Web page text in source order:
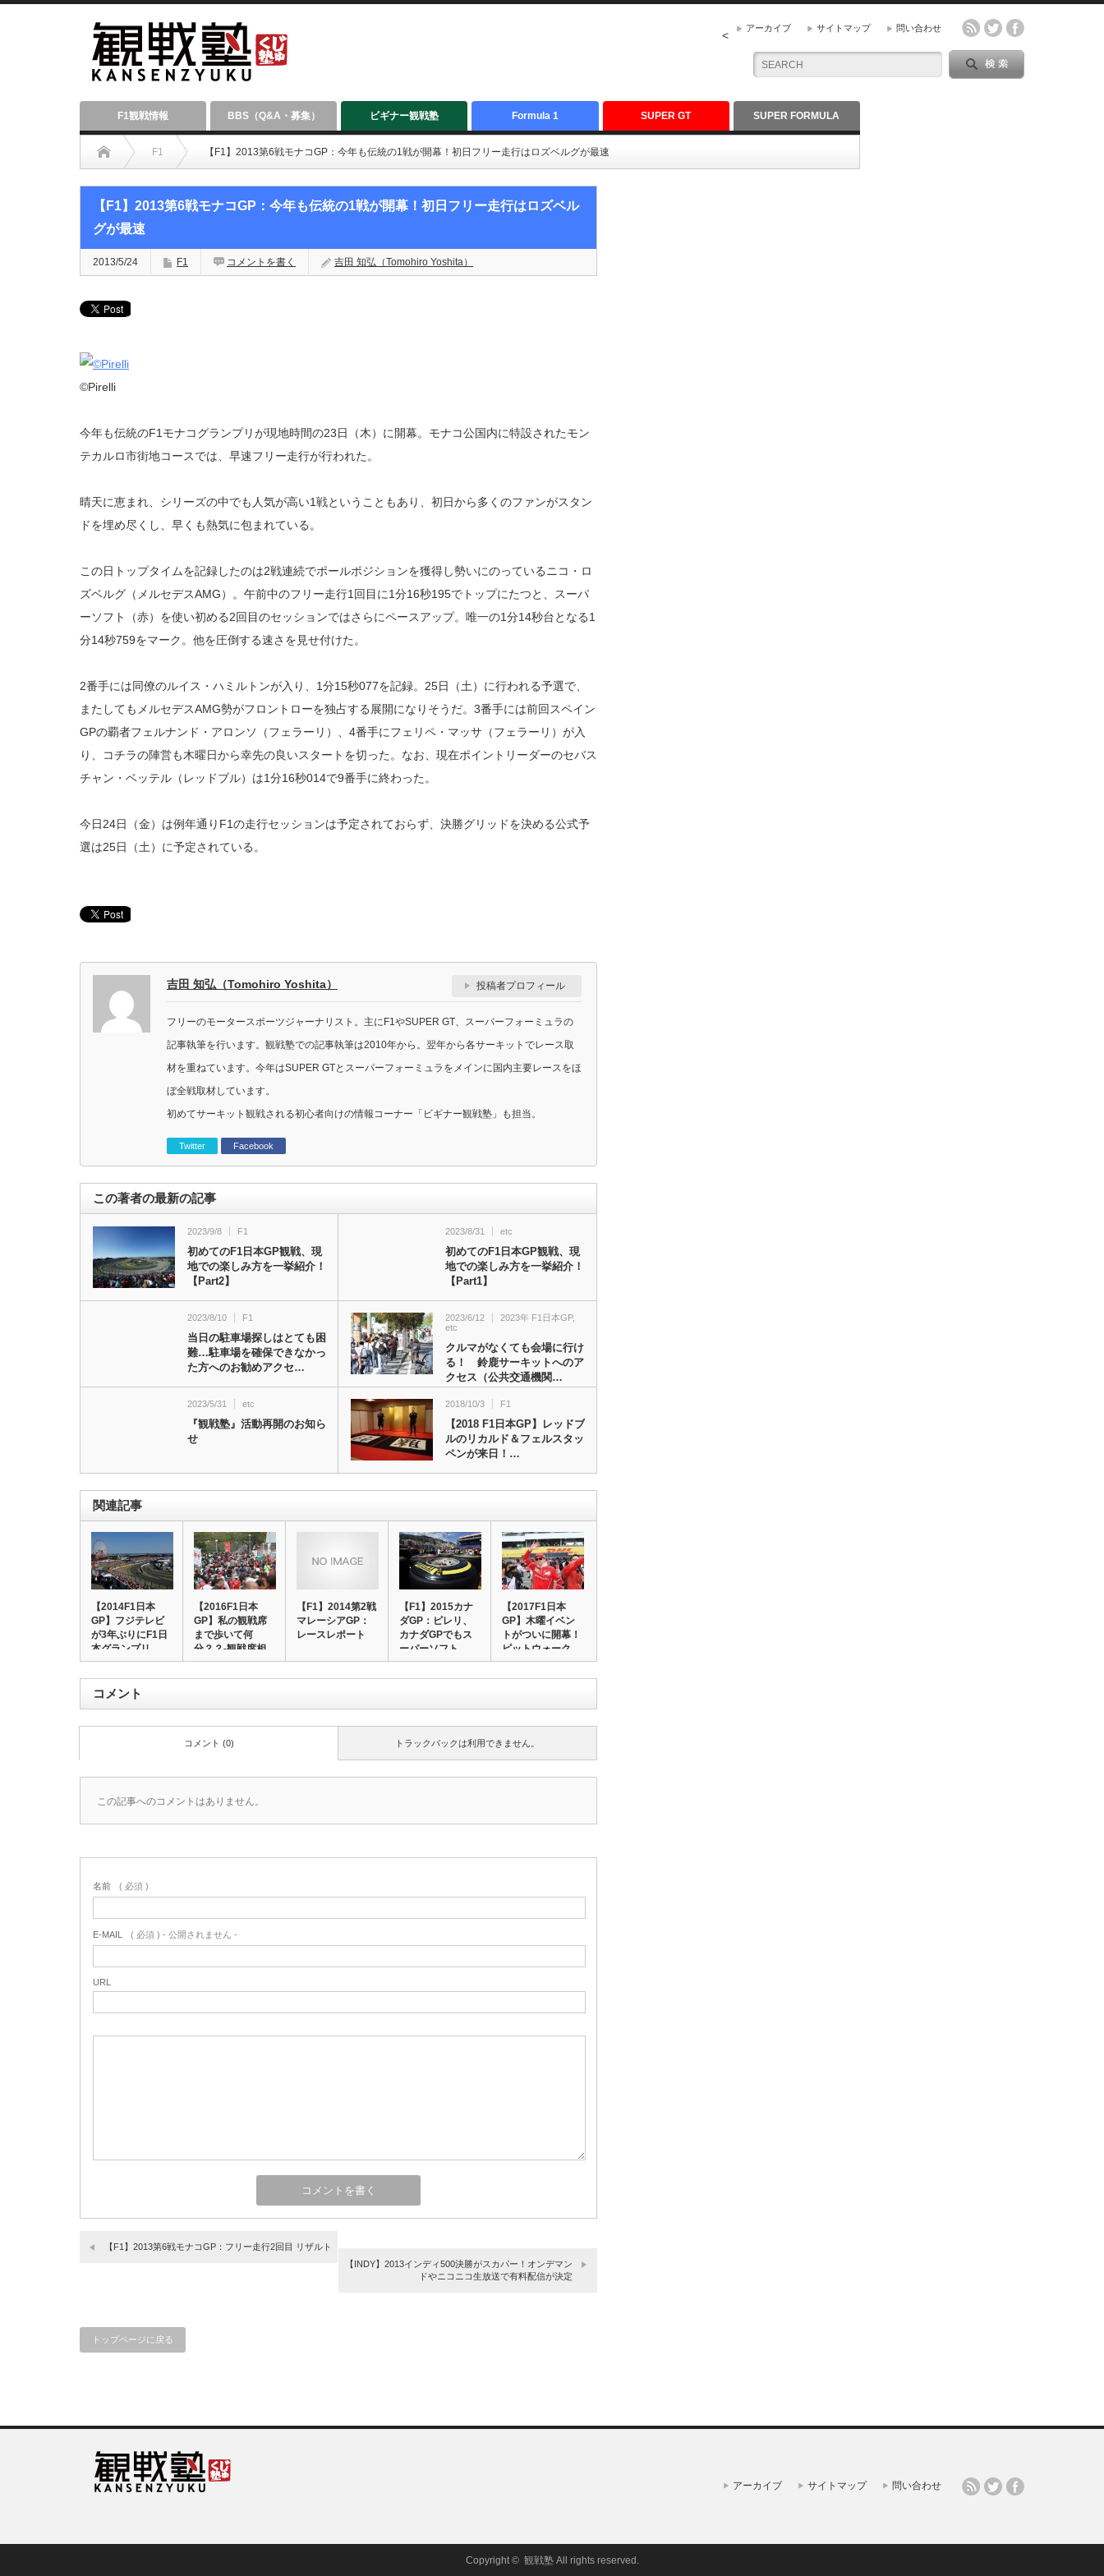
アーカイブ サイトマップ 問い合わせ
<
F1観戦情報 BBS（Q&A・募集） ビギナー観戦塾 Formula 1 SUPER GT SUPER FORMULA
F1 【F1】2013第6戦モナコGP：今年も伝統の1戦が開幕！初日フリー走行はロズベルグが最速
【F1】2013第6戦モナコGP：今年も伝統の1戦が開幕！初日フリー走行はロズベル
グが最速
2013/5/24 F1 コメントを書く 吉田 知弘（Tomohiro Yoshita）
©Pirelli
今年も伝統のF1モナコグランプリが現地時間の23日（木）に開幕。モナコ公国内に特設されたモン
テカルロ市街地コースでは、早速フリー走行が行われた。
晴天に恵まれ、シリーズの中でも人気が高い1戦ということもあり、初日から多くのファンがスタン
ドを埋め尽くし、早くも熱気に包まれている。
この日トップタイムを記録したのは2戦連続でポールポジションを獲得し勢いにのっているニコ・ロ
ズベルグ（メルセデスAMG）。午前中のフリー走行1回目に1分16秒195でトップにたつと、スーパ
ーソフト（赤）を使い初める2回目のセッションではさらにペースアップ。唯一の1分14秒台となる1
分14秒759をマーク。他を圧倒する速さを見せ付けた。
2番手には同僚のルイス・ハミルトンが入り、1分15秒077を記録。25日（土）に行われる予選で、
またしてもメルセデスAMG勢がフロントローを独占する展開になりそうだ。3番手には前回スペイン
GPの覇者フェルナンド・アロンソ（フェラーリ）、4番手にフェリペ・マッサ（フェラーリ）が入
り、コチラの陣営も木曜日から幸先の良いスタートを切った。なお、現在ポイントリーダーのセバス
チャン・ベッテル（レッドブル）は1分16秒014で9番手に終わった。
今日24日（金）は例年通りF1の走行セッションは予定されておらず、決勝グリッドを決める公式予
選は25日（土）に予定されている。
吉田 知弘（Tomohiro Yoshita） 投稿者プロフィール
フリーのモータースポーツジャーナリスト。主にF1やSUPER GT、スーパーフォーミュラの
記事執筆を行います。観戦塾での記事執筆は2010年から。翌年から各サーキットでレース取
材を重ねています。今年はSUPER GTとスーパーフォーミュラをメインに国内主要レースをほ
ぼ全戦取材しています。
初めてサーキット観戦される初心者向けの情報コーナー「ビギナー観戦塾」も担当。
Twitter Facebook
この著者の最新の記事
2023/9/8 F1
初めてのF1日本GP観戦、現
地での楽しみ方を一挙紹介！
【Part2】
2023/8/31 etc
初めてのF1日本GP観戦、現
地での楽しみ方を一挙紹介！
【Part1】
2023/8/10 F1
当日の駐車場探しはとても困
難…駐車場を確保できなかっ
た方へのお勧めアクセ…
2023/6/12 2023年 F1日本GP,
etc
クルマがなくても会場に行け
る！ 鈴鹿サーキットへのア
クセス（公共交通機関…
2023/5/31 etc
『観戦塾』活動再開のお知ら
せ
2018/10/3 F1
【2018 F1日本GP】レッドブ
ルのリカルド＆フェルスタッ
ペンが来日！…
関連記事
【2014F1日本
GP】フジテレビ
が3年ぶりにF1日
本グランプリ…
【2016F1日本
GP】私の観戦席
まで歩いて何
分？？-観戦席相
関…
【F1】2014第2戦
マレーシアGP：
レースレポート
【F1】2015カナ
ダGP：ピレリ、
カナダGPでもス
ーパーソフト…
【2017F1日本
GP】木曜イベン
トがついに開幕！
ピットウォーク…
コメント
トラックバックは利用できません。
コメント (0)
この記事へのコメントはありません。
名前 ( 必須 )
E-MAIL ( 必須 ) - 公開されません -
URL
【F1】2013第6戦モナコGP：フリー走行2回目 リザルト
【INDY】2013インディ500決勝がスカパー！オンデマン
ドやニコニコ生放送で有料配信が決定
トップページに戻る
アーカイブ サイトマップ 問い合わせ
Copyright © 観戦塾All rights reserved.